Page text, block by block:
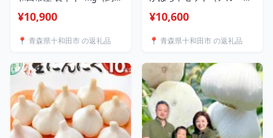
鍋の主役に [ねぎ 葱 国産
¥10,900
📍 青森県十和田市 の返礼品
約7kg 青森県十和田市産
¥10,600
📍 青森県十和田市 の返礼品